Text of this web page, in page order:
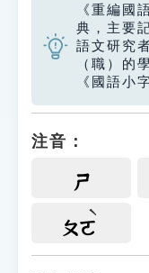
《重編國
典，主要
語文研究
（職）的
《國語小
注音：
ㄕ
ㄆㄛ